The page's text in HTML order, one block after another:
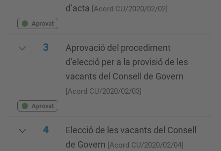
d’acta [Acord CU/2020/02/02]
Aprovat
3
Aprovació del procediment
d’elecció per a la provisió de les
vacants del Consell de Govern
[Acord CU/2020/02/03]
Aprovat
4
Elecció de les vacants del Consell
de Govern [Acord CU/2020/02/04]